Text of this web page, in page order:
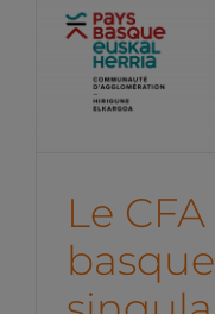
Le CFA
affirme
son
Études
Le